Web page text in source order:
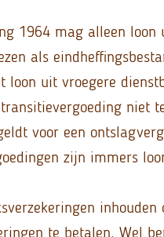
1964 mag alleen loon
als
loon uit vroegere
niet
voor een
zijn immers
te betalen. Wel